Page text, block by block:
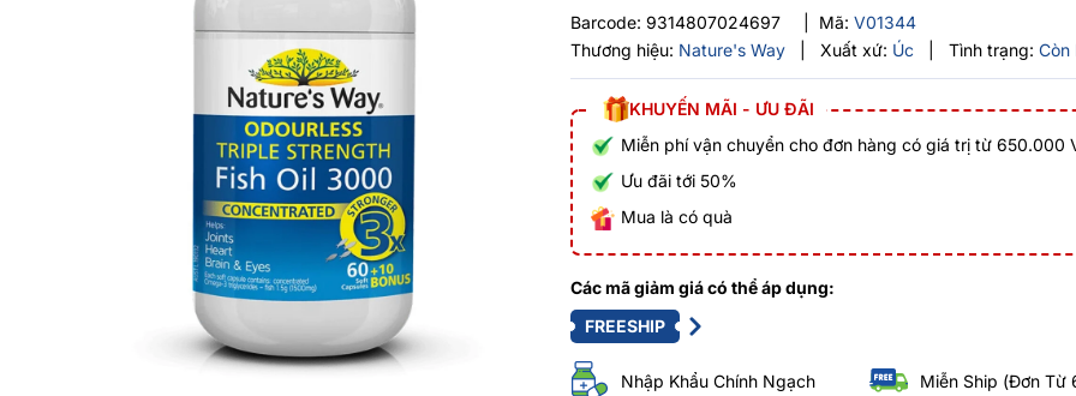
Barcode:9314807024697 Mã:V01344
Thương hiệu: Nature's Way Xuất xứ: Úc Tình trạng: Còn
KHUYẾN MÃI - ƯU ĐÃI
Miễn phí vận chuyển cho đơn hàng có giá trị từ 650.000
Ưu đãi tới 50%
Mua là có quà
Các mã giảm giá có thể áp dụng:
FREESHIP
Nhập Khẩu Chính Ngạch
Miễn Ship (Đơn Từ